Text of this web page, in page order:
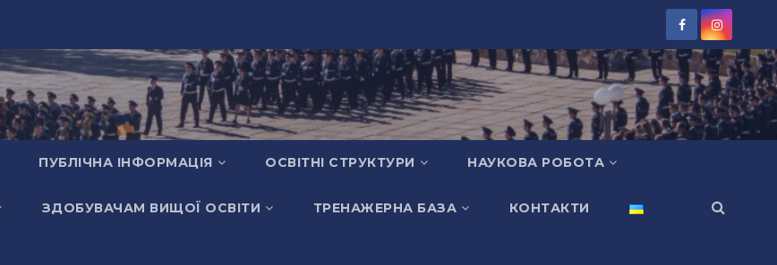
ПУБЛІЧНА ІНФОРМАЦІЯ ОСВІТНІ СТРУКТУРИ НАУКОВА РОБОТА
ЗДОБУВАЧАМ ВИЩОЇ ОСВІТИ ТРЕНАЖЕРНА БАЗА КОНТАКТИ